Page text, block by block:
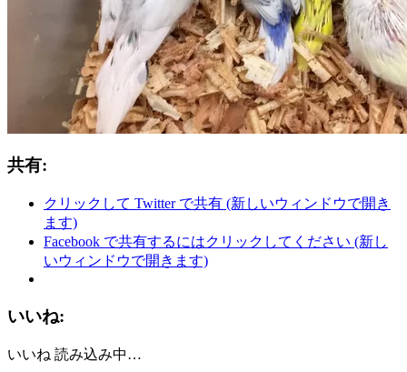
共有:
クリックして Twitter で共有 (新しいウィンドウで開き
ます)
Facebook で共有するにはクリックしてください (新し
いウィンドウで開きます)
いいね:
いいね 読み込み中…